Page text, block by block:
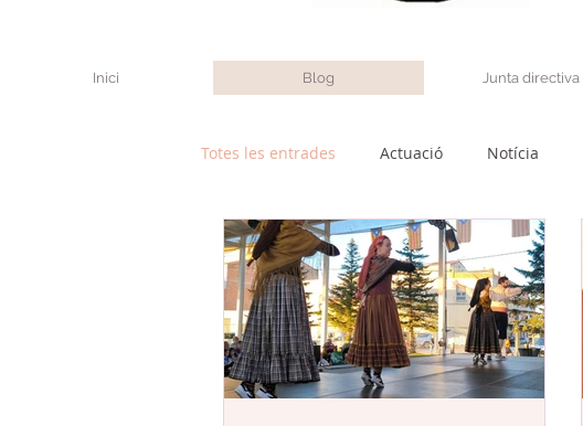
Inici Blog Junta directiva
Totes les entrades Actuació Notícia